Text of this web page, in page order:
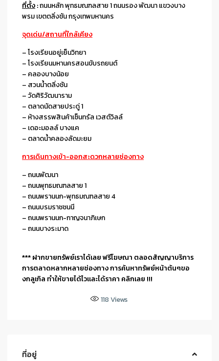
ที่ตั้ง:ถนนหลัก พุทธมณฑลสาย 1 ถนนรอง พัฒนา แขวงบาง
พรม เขตตลิ่งชัน กรุงเทพมหานคร
จุดเด่น/สถานที่ใกล้เคียง
– โรงเรียนอยู่เย็นวิทยา
– โรงเรียนมหานครสอนขับรถยนต์
– คลองบางน้อย
– สวนน้ำตลิ่งชัน
– วัดศิริวัฒนาราม
– ตลาดนัดสายประดู่ 1
– ห้างสรรพสินค้าเซ็นทรัล เวสต์วิลล์
– เดอะมอลล์ บางแค
– ตลาดน้ำคลองลัดมะยม
การเดินทางเข้า-ออกสะดวกหลายช่องทาง
– ถนนพัฒนา
– ถนนพุทธมณฑลสาย 1
– ถนนพรานนก-พุทธมณฑลสาย 4
– ถนนบรมราชชนนี
– ถนนพรานนก-กาญจนาภิเษก
– ถนนบางระมาด
*** ฝากขายทรัพย์เราได้เลย ฟรีโฆษณา ตลอดสัญญาบริการ
การตลาดหลากหลายช่องทาง การค้นหาทรัพย์หน้าต้นๆขอ
งกลูเกิล ทำให้ขายได้ไวและได้ราคา คลิกเลย !!!
118Views
ที่อยู่